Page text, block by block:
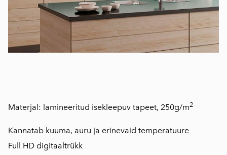
Materjal: lamineeritud isekleepuv tapeet, 250g/m2
Kannatab kuuma, auru ja erinevaid temperatuure
Full HD digitaaltrükk